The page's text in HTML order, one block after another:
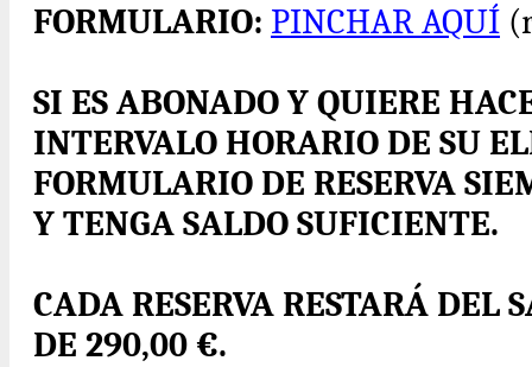
FORMULARIO: PINCHAR AQUÍ
SI ES ABONADO Y QUIERE
INTERVALO HORARIO DE SU
FORMULARIO DE RESERVA
Y TENGA SALDO SUFICIENTE.
CADA RESERVA RESTARÁ
DE 290,00 €.